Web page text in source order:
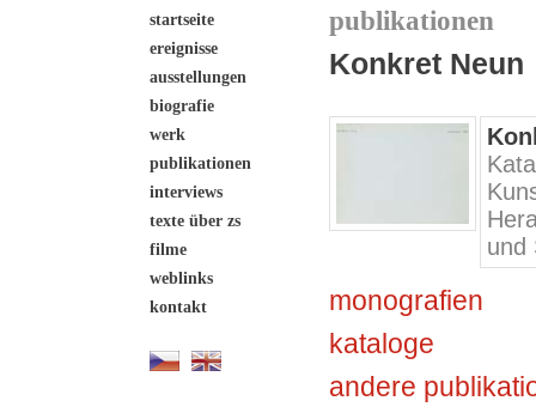
startseite
ereignisse
ausstellungen
biografie
werk
publikationen
interviews
texte über zs
filme
weblinks
kontakt
publikationen
Konkret Neun
und
monografien
kataloge
andere